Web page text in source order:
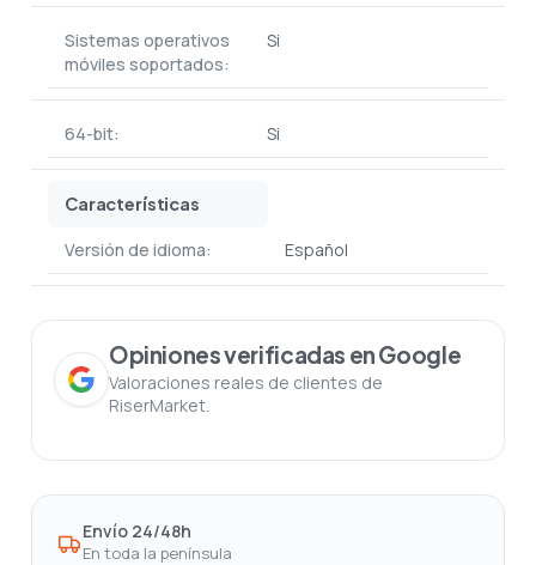
Sistemas operativos
móviles soportados:
Si
64-bit: Si
Características
Versión de idioma: Español
Opiniones verificadas en Google
Valoraciones reales de clientes de
RiserMarket.
Envío 24/48h
En toda la península